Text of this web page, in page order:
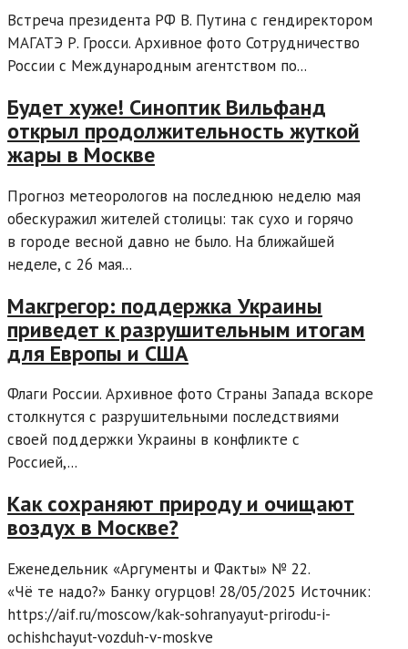
Встреча президента РФ В. Путина с гендиректором
МАГАТЭ Р. Гросси. Архивное фото Сотрудничество
России с Международным агентством по...
Будет хуже! Синоптик Вильфанд
открыл продолжительность жуткой
жары в Москве
Прогноз метеорологов на последнюю неделю мая
обескуражил жителей столицы: так сухо и горячо
в городе весной давно не было. На ближайшей
неделе, с 26 мая...
Макгрегор: поддержка Украины
приведет к разрушительным итогам
для Европы и США
Флаги России. Архивное фото Страны Запада вскоре
столкнутся с разрушительными последствиями
своей поддержки Украины в конфликте с
Россией,...
Как сохраняют природу и очищают
воздух в Москве?
Еженедельник «Аргументы и Факты» № 22.
«Чё те надо?» Банку огурцов! 28/05/2025 Источник:
https://aif.ru/moscow/kak-sohranyayut-prirodu-i-
ochishchayut-vozduh-v-moskve